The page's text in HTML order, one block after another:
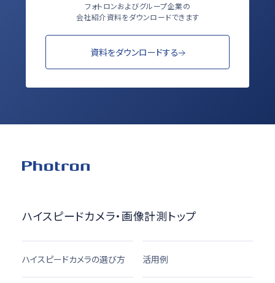
フォトロンおよびグループ企業の
会社紹介資料をダウンロードできます
資料をダウンロードする
ハイスピードカメラ・画像計測トップ
ハイスピードカメラの選び方 活用例